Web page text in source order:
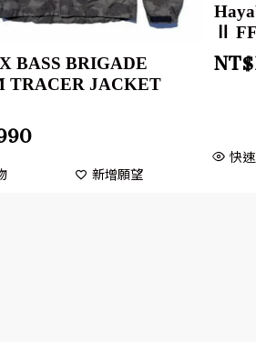
BASS BRIGADE
TRACER JACKET
新增願望
Ⅱ
NT$
快